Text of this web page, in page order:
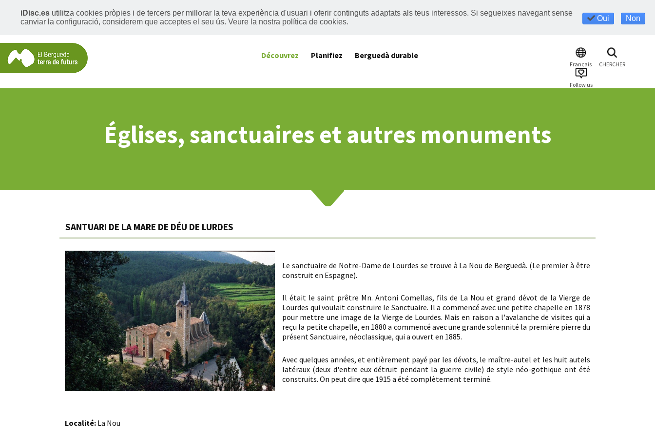
Oui Non
iDisc.es utilitza cookies pròpies i de tercers per millorar la teva experiència d'usuari i oferir continguts adaptats als teus interessos. Si segueixes navegant sense
canviar la configuració, considerem que acceptes el seu ús. Veure la nostra política de cookies.
Français CHERCHER
Follow us
Découvrez Planifiez Berguedà durable
Églises, sanctuaires et autres monuments
SANTUARI DE LA MARE DE DÉU DE LURDES
Le sanctuaire de Notre-Dame de Lourdes se trouve à La Nou de Berguedà. (Le premier à être
construit en Espagne).
Il était le saint prêtre Mn. Antoni Comellas, fils de La Nou et grand dévot de la Vierge de
Lourdes qui voulait construire le Sanctuaire. Il a commencé avec une petite chapelle en 1878
pour mettre une image de la Vierge de Lourdes. Mais en raison a l'avalanche de visites qui a
reçu la petite chapelle, en 1880 a commencé avec une grande solennité la première pierre du
présent Sanctuaire, néoclassique, qui a ouvert en 1885.
Avec quelques années, et entièrement payé par les dévots, le maître-autel et les huit autels
latéraux (deux d'entre eux détruit pendant la guerre civile) de style néo-gothique ont été
construits. On peut dire que 1915 a été complètement terminé.
Localité: La Nou